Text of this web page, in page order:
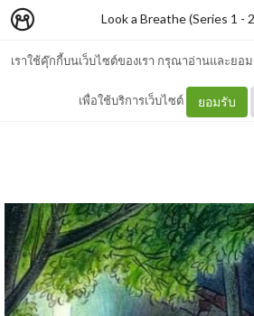
เราใช้คุ๊กกี้บนเว็บไซต์ของเรา กรุณาอ่านและยอ
เพื่อใช้บริการเว็บไซต์ ยอมรับ
Look a Breathe (Series 1 -
Koro's Big